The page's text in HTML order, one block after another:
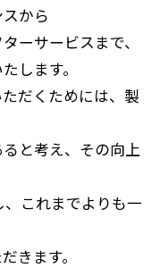
から
ーサービスまで、
します。
だくためには、製
と考え、その向上
これまでよりも一
きます。